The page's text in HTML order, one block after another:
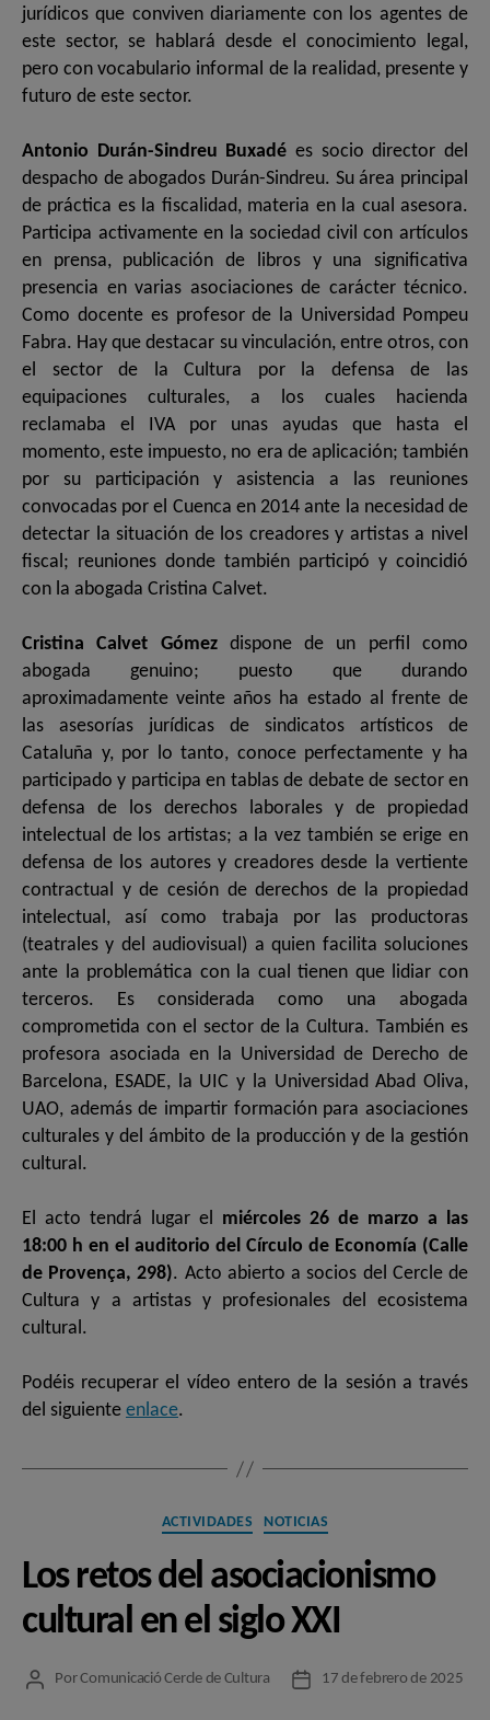
jurídicos que conviven diariamente con los agentes de
este sector, se hablará desde el conocimiento legal,
pero con vocabulario informal de la realidad, presente y
futuro de este sector.
Antonio Durán-Sindreu Buxadé es socio director del
despacho de abogados Durán-Sindreu. Su área principal
de práctica es la fiscalidad, materia en la cual asesora.
Participa activamente en la sociedad civil con artículos
en prensa, publicación de libros y una significativa
presencia en varias asociaciones de carácter técnico.
Como docente es profesor de la Universidad Pompeu
Fabra. Hay que destacar su vinculación, entre otros, con
el sector de la Cultura por la defensa de las
equipaciones culturales, a los cuales hacienda
reclamaba el IVA por unas ayudas que hasta el
momento, este impuesto, no era de aplicación; también
por su participación y asistencia a las reuniones
convocadas por el Cuenca en 2014 ante la necesidad de
detectar la situación de los creadores y artistas a nivel
fiscal; reuniones donde también participó y coincidió
con la abogada Cristina Calvet.
Cristina Calvet Gómezdispone de un perfil como
abogada genuino; puesto que durando
aproximadamente veinte años ha estado al frente de
las asesorías jurídicas de sindicatos artísticos de
Cataluña y, por lo tanto, conoce perfectamente y ha
participado y participa en tablas de debate de sector en
defensa de los derechos laborales y de propiedad
intelectual de los artistas; a la vez también se erige en
defensa de los autores y creadores desde la vertiente
contractual y de cesión de derechos de la propiedad
intelectual, así como trabaja por las productoras
(teatrales y del audiovisual) a quien facilita soluciones
ante la problemática con la cual tienen que lidiar con
terceros. Es considerada como una abogada
comprometida con el sector de la Cultura. También es
profesora asociada en la Universidad de Derecho de
Barcelona, ESADE, la UIC y la Universidad Abad Oliva,
UAO, además de impartir formación para asociaciones
culturales y del ámbito de la producción y de la gestión
cultural.
El acto tendrá lugar el miércoles 26 de marzo a las
18:00 h en el auditorio del Círculo de Economía (Calle
de Provença, 298). Acto abierto a socios del Cercle de
Cultura y a artistas y profesionales del ecosistema
cultural.
Podéis recuperar el vídeo entero de la sesión a través
del siguiente enlace.
Categorías
ACTIVIDADES NOTICIAS
Los retos del asociacionismo
cultural en el siglo XXI
Autor
PorComunicació Cercle de Cultura
Fecha17 de febrero de 2025